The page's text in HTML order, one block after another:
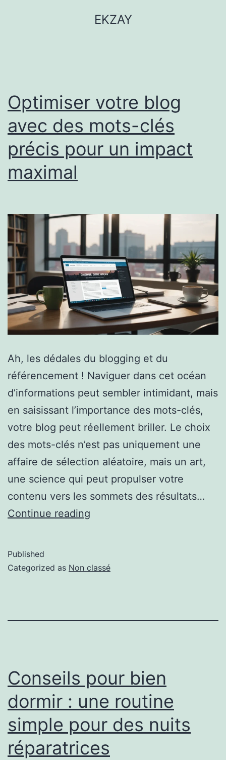
EKZAY
Optimiser votre blog
avec des mots-clés
précis pour un impact
maximal
Ah, les dédales du blogging et du
référencement ! Naviguer dans cet océan
d’informations peut sembler intimidant, mais
en saisissant l’importance des mots-clés,
votre blog peut réellement briller. Le choix
des mots-clés n’est pas uniquement une
affaire de sélection aléatoire, mais un art,
une science qui peut propulser votre
contenu vers les sommets des résultats…
Continue reading
Published
Categorized as Non classé
Conseils pour bien
dormir : une routine
simple pour des nuits
réparatrices